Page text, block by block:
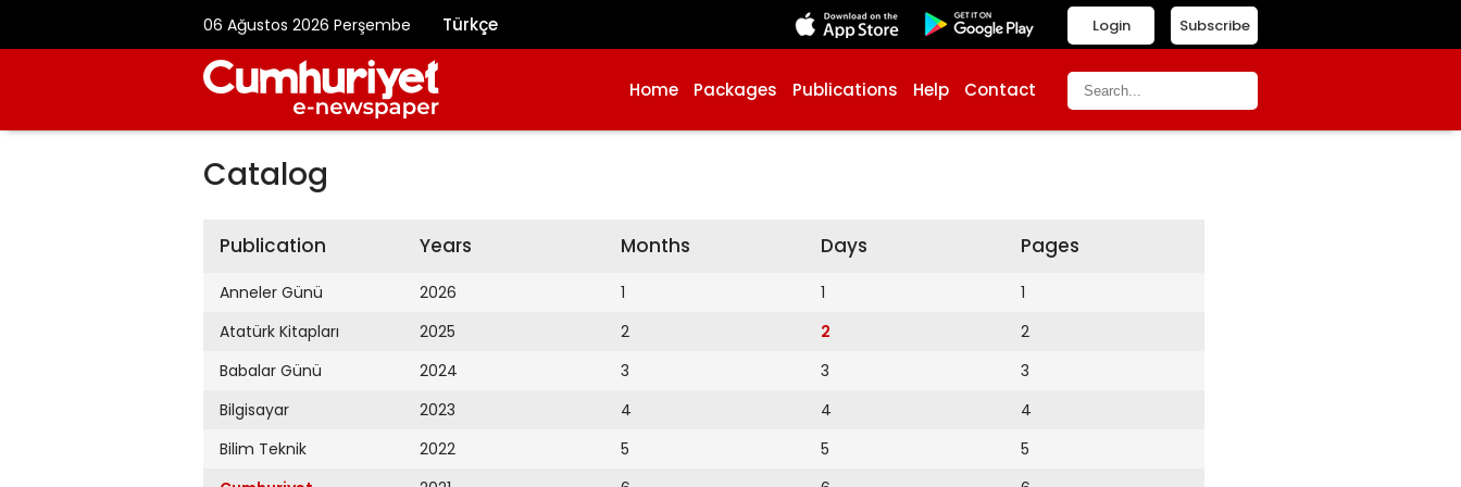
06 Ağustos 2026 Perşembe Türkçe Subscribe
Login
Home Packages Publications Help Contact
Catalog
Publication
Anneler Günü
Atatürk Kitapları
Babalar Günü
Bilgisayar
Bilim Teknik
Years
2026
2025
2024
2023
2022
Months
1
2
3
4
5
Days
1
2
3
4
5
Pages
1
2
3
4
5